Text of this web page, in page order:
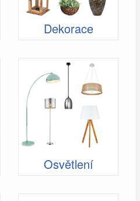
Dekorace
Osvětlení